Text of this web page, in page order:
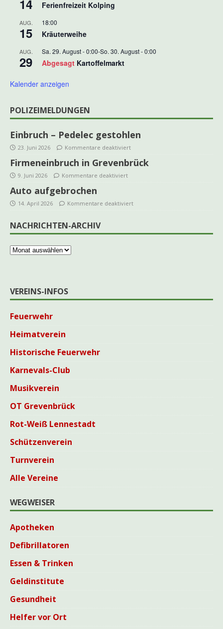
14 Ferienfreizeit Kolping
AUG.
15
18:00
Kräuterweihe
AUG.
29
Sa. 29. August - 0:00-So. 30. August - 0:00
Abgesagt Kartoffelmarkt
Kalender anzeigen
POLIZEIMELDUNGEN
Einbruch – Pedelec gestohlen
23. Juni 2026 Kommentare deaktiviert
Firmeneinbruch in Grevenbrück
9. Juni 2026 Kommentare deaktiviert
Auto aufgebrochen
14. April 2026 Kommentare deaktiviert
NACHRICHTEN-ARCHIV
VEREINS-INFOS
Feuerwehr
Heimatverein
Historische Feuerwehr
Karnevals-Club
Musikverein
OT Grevenbrück
Rot-Weiß Lennestadt
Schützenverein
Turnverein
Alle Vereine
WEGWEISER
Apotheken
Defibrillatoren
Essen & Trinken
Geldinstitute
Gesundheit
Helfer vor Ort